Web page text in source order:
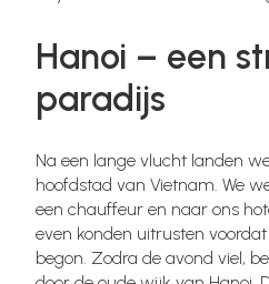
Hanoi – een
paradijs
Na een lange vlucht landen
hoofdstad van Vietnam. We
een chauffeur en naar ons
even konden uitrusten
begon. Zodra de avond viel,